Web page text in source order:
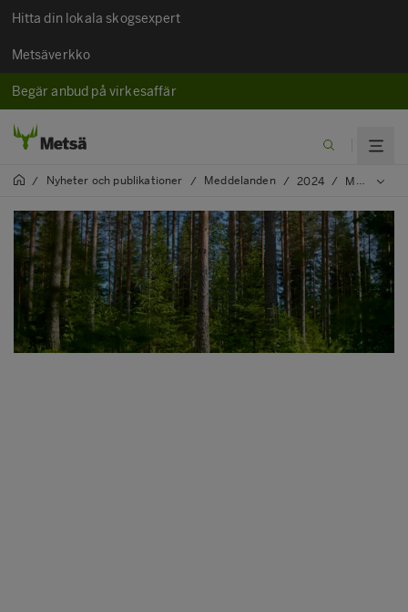
Hitta din lokala skogsexpert
Metsäverkko
Begär anbud på virkesaffär
/ Nyheter och publikationer / Meddelanden / 2024 / Metsä Group publicerar en kalkylator för kollagret i sina ägarmedlemmars skogar